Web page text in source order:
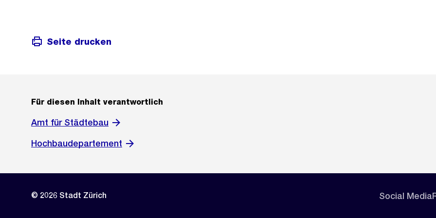
Seite drucken
Für diesen Inhalt verantwortlich
Amt für Städtebau
Hochbaudepartement
© 2026 Stadt Zürich Social Media